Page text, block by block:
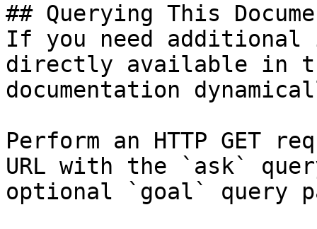
## Querying This
If you need
directly available in
documentation
Perform an HTTP GET
URL with the `ask`
optional `goal` query